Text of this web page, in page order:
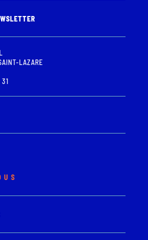
LAZARE